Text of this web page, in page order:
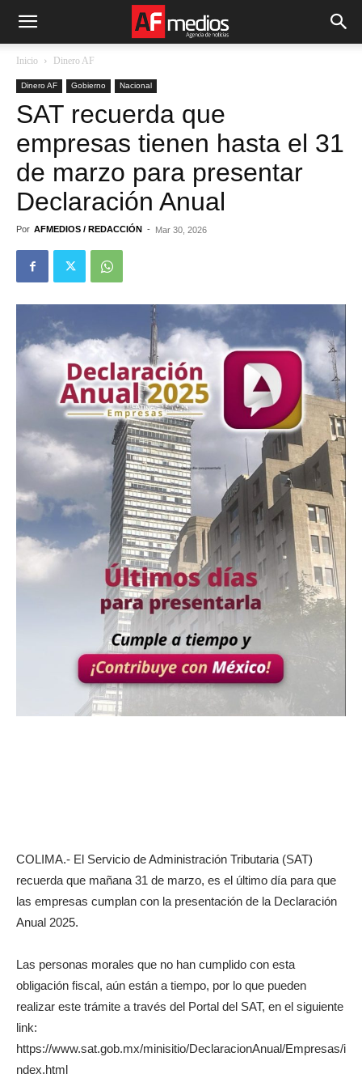
Inicio Dinero AF
Dinero AF Gobierno Nacional
SAT recuerda que
empresas tienen hasta el 31
de marzo para presentar
Declaración Anual
Por AFMEDIOS / REDACCIÓN - Mar 30, 2026
COLIMA.- El Servicio de Administración Tributaria (SAT)
recuerda que mañana 31 de marzo, es el último día para que
las empresas cumplan con la presentación de la Declaración
Anual 2025.
Las personas morales que no han cumplido con esta
obligación fiscal, aún están a tiempo, por lo que pueden
realizar este trámite a través del Portal del SAT, en el siguiente
link:
https://www.sat.gob.mx/minisitio/DeclaracionAnual/Empresas/i
ndex.html